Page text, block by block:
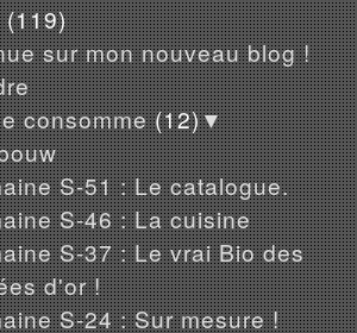
(119)
sur mon nouveau blog !
consomme (12)▼
S-51 : Le catalogue.
S-46 : La cuisine
S-37 : Le vrai Bio des
d'or !
S-24 : Sur mesure !